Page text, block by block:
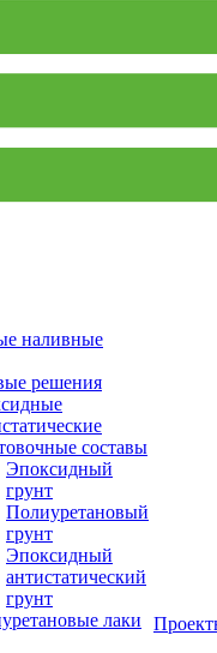
наливные
решения
составы
Эпоксидный
грунт
Полиуретановый
грунт
Эпоксидный
антистатический
грунт
лаки